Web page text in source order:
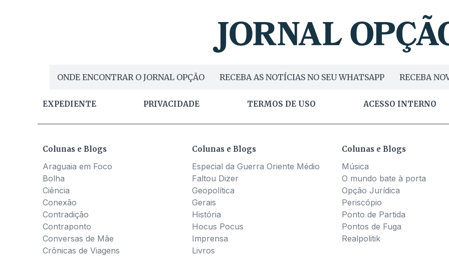
ONDE ENCONTRAR O JORNAL OPÇÃO RECEBA AS NOTÍCIAS NO SEU WHATSAPP RECEBA
EXPEDIENTE PRIVACIDADE TERMOS DE USO ACESSO INTERNO
Colunas e Blogs
Araguaia em Foco
Bolha
Ciência
Conexão
Contradição
Contraponto
Conversas de Mãe
Crônicas de Viagens
Colunas e Blogs
Especial da Guerra Oriente Médio
Faltou Dizer
Geopolítica
Gerais
História
Hocus Pocus
Imprensa
Livros
Colunas e Blogs
Música
O mundo bate à porta
Opção Jurídica
Periscópio
Ponto de Partida
Pontos de Fuga
Realpolitik